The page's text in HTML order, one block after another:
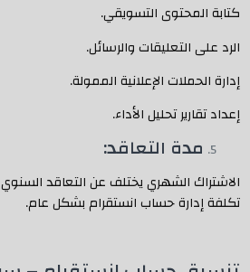
كتابة المحتوى التسويقي.
الرد على التعليقات والرسائل.
إدارة الحملات الإعلانية الممولة.
إعداد تقارير تحليل الأداء.
مدة التعاقد:
الاشتراك الشهري يختلف عن التعاقد
تكلفة إدارة حساب انستقرام بشكل عام.